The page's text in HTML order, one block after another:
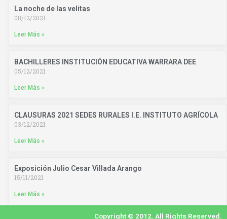
La noche de las velitas
08/12/2021
Leer Más »
BACHILLERES INSTITUCIÓN EDUCATIVA WARRARA DEE
05/12/2021
Leer Más »
CLAUSURAS 2021 SEDES RURALES I.E. INSTITUTO AGRÍCOLA
03/12/2021
Leer Más »
Exposición Julio Cesar Villada Arango
15/11/2021
Leer Más »
Copyright © 2012. All Rights Reserved.